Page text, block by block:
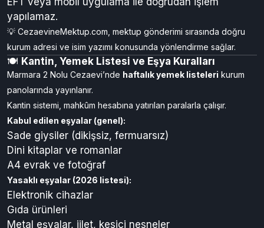
yapılamaz.
💡 CezaevineMektup.com, mektup gönderimi sırasında doğru
kurum adresi ve isim yazımı konusunda yönlendirme sağlar.
🍽️ Kantin, Yemek Listesi ve Eşya Kuralları
Marmara 2 Nolu Cezaevi’nde haftalık yemek listeleri kurum
panolarında yayınlanır.
Kantin sistemi, mahkûm hesabına yatırılan paralarla çalışır.
Kabul edilen eşyalar (genel):
Sade giysiler (dikişsiz, fermuarsız)
Dini kitaplar ve romanlar
A4 evrak ve fotoğraf
Yasaklı eşyalar (2026 listesi):
Elektronik cihazlar
Gıda ürünleri
Metal eşyalar, jilet, kesici nesneler